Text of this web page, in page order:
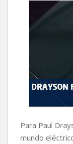
Para Paul
mundo